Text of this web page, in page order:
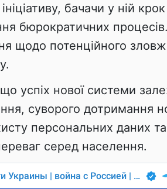
бачачи у ній
бюрократичних процесів.
щодо потенційного
успіх нової системи
суворого дотримання
персональних даних та
серед населення.